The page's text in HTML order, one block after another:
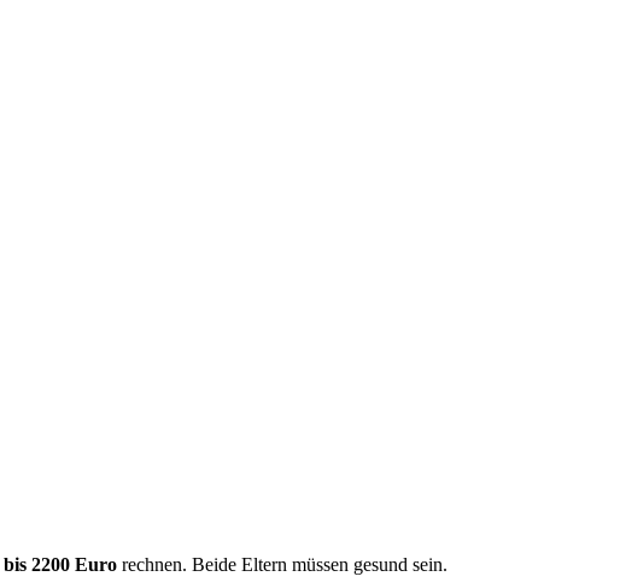
bis 2200 Euro rechnen. Beide Eltern müssen gesund sein.